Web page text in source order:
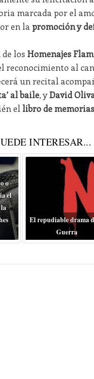
marcada por el
en la promoción y
los Homenajes
reconocimiento al
un recital
al baile, yDavid
el libro de memorias
INTERESAR...
o
el
El repudiable drama
Guerra